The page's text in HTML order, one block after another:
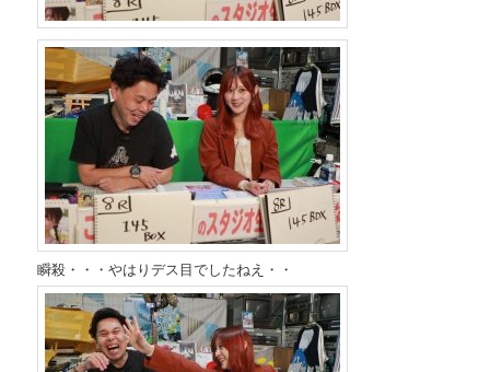
瞬殺・・・やはりデス目でしたねえ・・